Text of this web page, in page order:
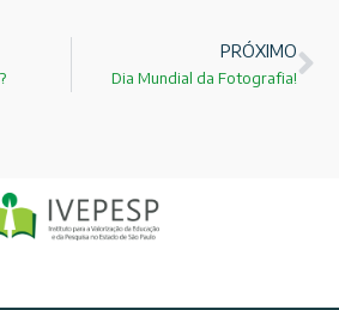
PRÓXIMO
Dia Mundial da Fotografia!